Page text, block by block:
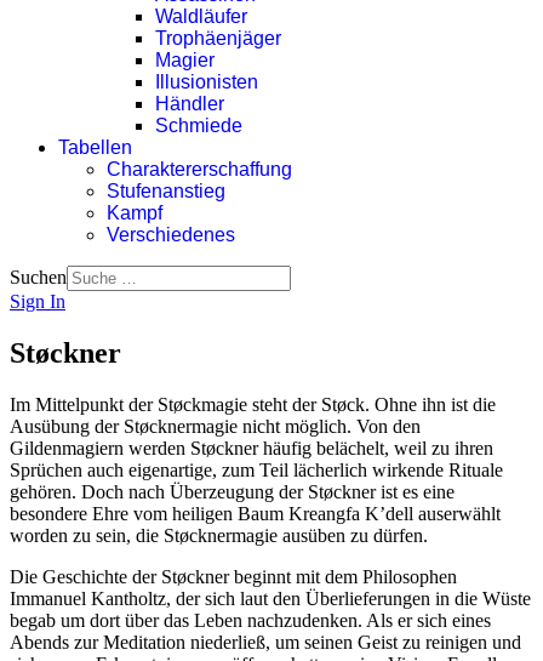
Waldläufer
Trophäenjäger
Magier
Illusionisten
Händler
Schmiede
Tabellen
Charaktererschaffung
Stufenanstieg
Kampf
Verschiedenes
Suchen
Sign In
Støckner
Im Mittelpunkt der Støckmagie steht der Støck. Ohne ihn ist die
Ausübung der Støcknermagie nicht möglich. Von den
Gildenmagiern werden Støckner häufig belächelt, weil zu ihren
Sprüchen auch eigenartige, zum Teil lächerlich wirkende Rituale
gehören. Doch nach Überzeugung der Støckner ist es eine
besondere Ehre vom heiligen Baum Kreangfa K’dell auserwählt
worden zu sein, die Støcknermagie ausüben zu dürfen.
Die Geschichte der Støckner beginnt mit dem Philosophen
Immanuel Kantholtz, der sich laut den Überlieferungen in die Wüste
begab um dort über das Leben nachzudenken. Als er sich eines
Abends zur Meditation niederließ, um seinen Geist zu reinigen und